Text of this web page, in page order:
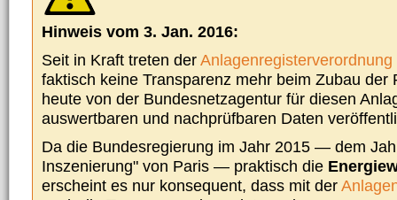
Hinweis vom 3. Jan. 2016:
Seit in Kraft treten derAnlagenregisterverordnung
faktisch keine Transparenz mehr beim Zubau der
heute von der Bundesnetzagentur für diesen
auswertbaren und nachprüfbaren Daten
Da die Bundesregierung im Jahr 2015 — dem
Inszenierung" von Paris — praktisch die
erscheint es nur konsequent, dass mit der